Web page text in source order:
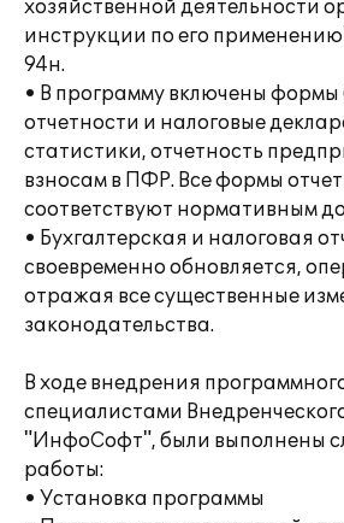
хозяйственной деятельности
инструкции по его
94н.
• В программу включены формы
отчетности и налоговые
статистики, отчетность
взносам в ПФР. Все формы
соответствуют нормативным
• Бухгалтерская и налоговая
своевременно обновляется,
отражая все существенные
законодательства.
В ходе внедрения
специалистами
"ИнфоСофт", были выполнены
работы:
• Установка программы